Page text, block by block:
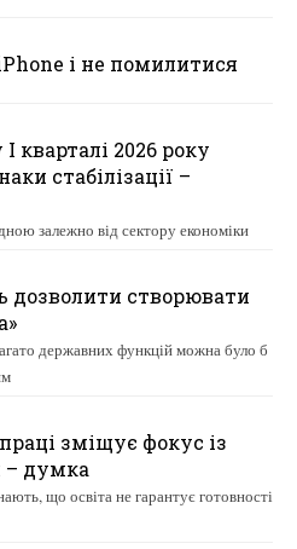
і не помилитися
кварталі 2026 року
стабілізації –
залежно від сектору економіки
дозволити створювати
державних функцій можна було б
зміщує фокус із
– думка
що освіта не гарантує готовності